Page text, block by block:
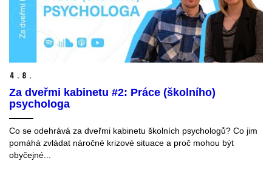
4. 8.
Za dveřmi kabinetu #2: Práce (školního)
psychologa
Co se odehrává za dveřmi kabinetu školních psychologů? Co jim
pomáhá zvládat náročné krizové situace a proč mohou být
obyčejné...